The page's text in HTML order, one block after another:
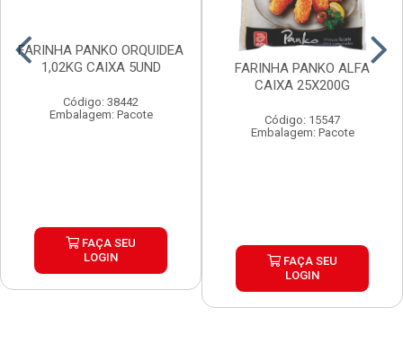
FARINHA PANKO ORQUIDEA
1,02KG CAIXA 5UND
Código: 38442
Embalagem: Pacote
FAÇA SEU
LOGIN
FARINHA PANKO ALFA
CAIXA 25X200G
Código: 15547
Embalagem: Pacote
FAÇA SEU
LOGIN